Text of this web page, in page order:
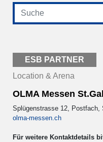
ESB PARTNER
Location & Arena
OLMA Messen
Splügenstrasse 12, Postfach,
olma-messen.ch
Für weitere Kontaktdetails